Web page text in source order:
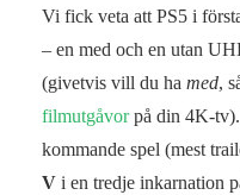
Vi fick veta att PS5 i
– en med och en utan
(givetvis vill du ha med,
filmutgåvorpå din 4K-tv).
kommande spel (mest
V i en tredje inkarnation